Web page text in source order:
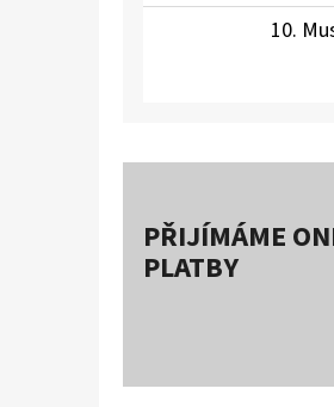
PŘIJÍMÁME
PLATBY